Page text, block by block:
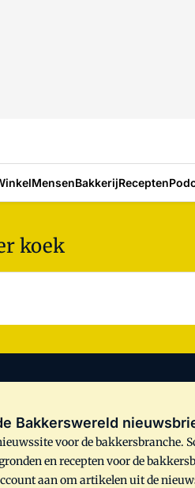
MensenBakkerijRecepten
koek
Bakkerswereld
voor de bakkersbranche.
en recepten voor de
aan om artikelen uit de